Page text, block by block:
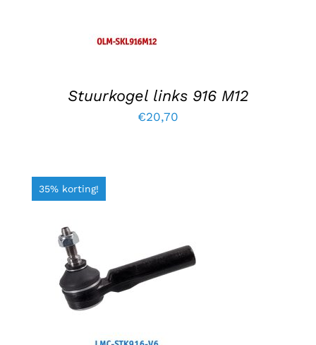
Stuurkogel links 916 M12
€20,70
35% korting!
TOEVOEGEN AAN WINKELWAGEN
/
DETAILS